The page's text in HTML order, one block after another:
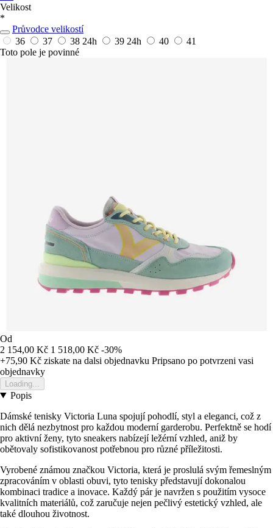
Velikost
*
Průvodce velikostí
36
37 38 24h 39 24h 40
41
Toto pole je povinné
Od
2 154,00 Kč 1 518,00 Kč -30%
+75,90 Kč ziskate na dalsi objednavku Pripsano po potvrzeni vasi
objednavky
Loading...
Popis
Dámské tenisky Victoria Luna spojují pohodlí, styl a eleganci, což z
nich dělá nezbytnost pro každou moderní garderobu. Perfektně se hodí
pro aktivní ženy, tyto sneakers nabízejí ležérní vzhled, aniž by
obětovaly sofistikovanost potřebnou pro různé příležitosti.
Vyrobené známou značkou Victoria, která je proslulá svým řemeslným
zpracováním v oblasti obuvi, tyto tenisky představují dokonalou
kombinaci tradice a inovace. Každý pár je navržen s použitím vysoce
kvalitních materiálů, což zaručuje nejen pečlivý estetický vzhled, ale
také dlouhou životnost.